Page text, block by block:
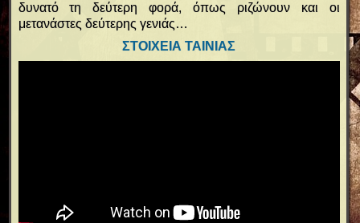
δυνατό τη δεύτερη φορά, όπως ριζώνουν και οι
μετανάστες δεύτερης γενιάς…
ΣΤΟΙΧΕΙΑ ΤΑΙΝΙΑΣ